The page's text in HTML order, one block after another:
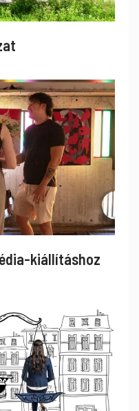
kiállításhoz